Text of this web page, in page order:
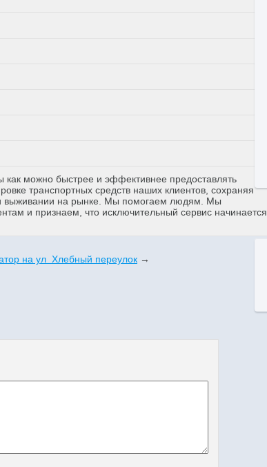
как можно быстрее и эффективнее предоставлять
транспортных средств наших клиентов, сохраняя
выживании на рынке. Мы помогаем людям. Мы
и признаем, что исключительный сервис начинается
на ул Хлебный переулок →